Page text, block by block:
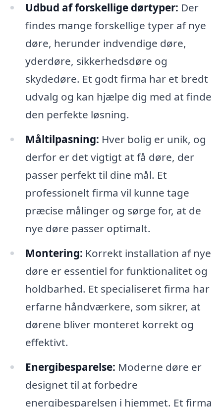
Udbud af forskellige dørtyper: Der
findes mange forskellige typer af nye
døre, herunder indvendige døre,
yderdøre, sikkerhedsdøre og
skydedøre. Et godt firma har et bredt
udvalg og kan hjælpe dig med at finde
den perfekte løsning.
Måltilpasning: Hver bolig er unik, og
derfor er det vigtigt at få døre, der
passer perfekt til dine mål. Et
professionelt firma vil kunne tage
præcise målinger og sørge for, at de
nye døre passer optimalt.
Montering: Korrekt installation af nye
døre er essentiel for funktionalitet og
holdbarhed. Et specialiseret firma har
erfarne håndværkere, som sikrer, at
dørene bliver monteret korrekt og
effektivt.
Energibesparelse: Moderne døre er
designet til at forbedre
energibesparelsen i hjemmet. Et firma